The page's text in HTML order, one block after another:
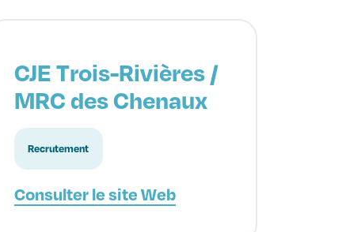
CJE Trois-Rivières /
MRC des Chenaux
Recrutement
Consulter le site Web